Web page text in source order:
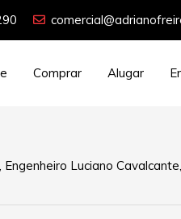
Comprar Alugar
Luciano